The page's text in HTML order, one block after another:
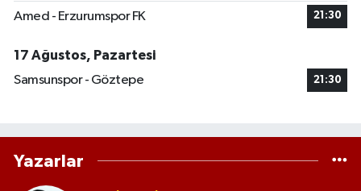
Amed - Erzurumspor FK 21:30
17 Ağustos, Pazartesi
Samsunspor - Göztepe
21:30
Yazarlar